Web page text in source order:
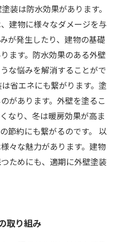
装は防水効果があります。
建物に様々なダメージを与
が発生したり、建物の基礎
ます。防水効果のある外壁
な悩みを解消することがで
省エネにも繋がります。塗
があります。外壁を塗るこ
なり、冬は暖房効果が高ま
節約にも繋がるのです。 以
々な魅力があります。建物
ためにも、適期に外壁塗装
取り組み